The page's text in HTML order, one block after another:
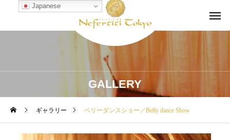
GALLERY
ギャラリー ベリーダンスショー／Belly dance Show
Japanese